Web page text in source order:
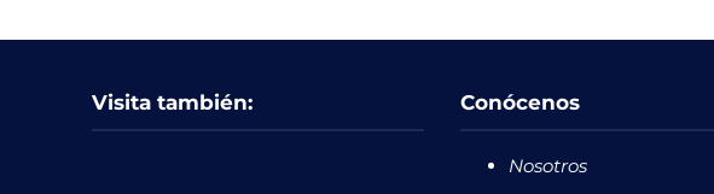
Visita también: Conócenos
Nosotros